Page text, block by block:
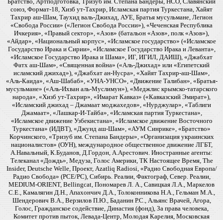
союз, Формат-18, Хизб ут-Тахрир, Исламская партия Туркестана, Хайят
Тахрир аш-Шам, Таухид валь-Джихад, АУЕ, Братья мусульмане, Легион
«Свобода России» («Легион Свобода России»), «Чеченская Республика
Ичкерия», «Правый сектор», «Азов» (батальон «Азов», полк «Азов»),
«Айдар», «Национальный корпус», «Исламское государство» («Исламское
Государство Ирака и Сирии», «Исламское Государство Ирака и Леванта»,
«Исламское Государство Ирака и Шама», ИГ, ИГИЛ, ДАИШ), «Джабхат
Фатх аш-Шам», «Священная война» («Аль-Джихад» или «Египетский
исламский джихад»), «Джабхат ан-Нусра», «Хайят Тахрир-аш-Шам»,
«Аль-Каида», «Аш-Шабаб», «УНА-УНСО», «Движение Талибан», «Братья-
мусульмане» («Аль-Ихван аль-Муслимун»), «Меджлис крымско-татарского
народа», «Хизб ут-Тахрир», «Имарат Кавказ» («Кавказский Эмират»),
«Исламский джихад – Джамаат моджахедов», «Нурджулар», «Таблиги
Джамаат», «Лашкар-И-Тайба», «Исламская партия Туркестана»,
«Исламское движение Узбекистана», «Исламское движение Восточного
Туркестана» (ИДВТ), «Джунд аш-Шам», «АУМ Синрике», «Братство»
Корчинского, «Тризуб им. Степана Бандеры», «Организация украинских
националистов» (ОУН), международное общественное движение ЛГБТ,
А.Навальный, К.Буданов, Д.Гордон, А.Арестович. Иностранные агенты:
Телеканал «Дождь», Медуза, Голос Америки, ТК Настоящее Время, The
Insider, Deutsche Welle, Проект, Azatliq Radiosi, «Радио Свободная Европа/
Радио Свобода» (PCE/PC), Сибирь. Реалии, Фактограф, Север. Реалии,
MEDIUM-ORIENT, Bellingcat, Пономарев Л. А., Савицкая Л.А., Маркелов
С.Е., Камалягин Д.Н., Апахончич Д.А., Толоконникова Н.А., Гельман М.А.,
Шендерович В.А., Верзилов П.Ю., Баданин Р.С., Альянс Врачей, Агора,
Голос, Гражданское содействие, Династия (фонд), За права человека,
Комитет против пыток, Левада-Центр, Молодая Карелия, Московская